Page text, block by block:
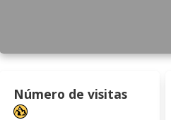
Número de visitas